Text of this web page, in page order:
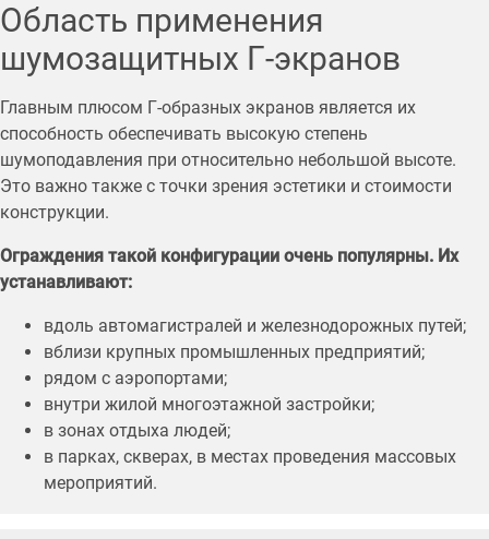
Область применения
шумозащитных Г-экранов
Главным плюсом Г-образных экранов является их
способность обеспечивать высокую степень
шумоподавления при относительно небольшой высоте.
Это важно также с точки зрения эстетики и стоимости
конструкции.
Ограждения такой конфигурации очень популярны. Их
устанавливают:
вдоль автомагистралей и железнодорожных путей;
вблизи крупных промышленных предприятий;
рядом с аэропортами;
внутри жилой многоэтажной застройки;
в зонах отдыха людей;
в парках, скверах, в местах проведения массовых
мероприятий.